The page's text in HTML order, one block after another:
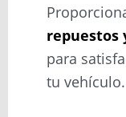
repuestos
para
tu vehículo.